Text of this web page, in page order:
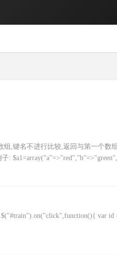
组,键名不进行比较,返回与第一个数
:
var